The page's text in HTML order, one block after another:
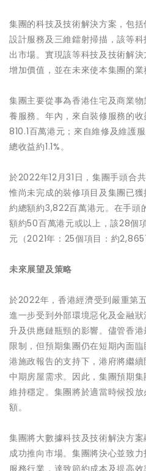
集團的科技及技術解決方案，包
設計服務及三維鐳射掃描，該等
出市場。實現該等科技及技術解
增加價值，並在未來使本集團的業
集團主要從事為香港住宅及商業
養服務。年內，來自裝修服務的
810.1百萬港元；來自維修及維護
總收益約1.1%。
於2022年12月31日，集團手頭合
惟尚未完成的裝修項目及集團已
約總額約3,822百萬港元。在手頭
額約50百萬港元或以上，該28個
元（2021年：25個項目：約2,865
未來展望及策略
於2022年，香港經濟受到嚴重第
進一步受到外部環境惡化及金融
升及供應鏈瓶頸的影響。儘管香
限制，但預期集團仍在短期內面
港施政報告的支持下，港府將繼
中期房屋需求。因此，集團預期
維持穩定。集團將於適當時候投
額。
集團將大數據科技及技術解決方
成功推向市場。集團將決心並致
服務行業，達致節約成本及提高